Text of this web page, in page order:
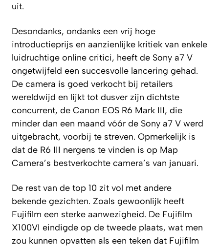
uit.
Desondanks, ondanks een vrij hoge
introductieprijs en aanzienlijke kritiek van enkele
luidruchtige online critici, heeft de Sony a7 V
ongetwijfeld een succesvolle lancering gehad.
De camera is goed verkocht bij retailers
wereldwijd en lijkt tot dusver zijn dichtste
concurrent, de Canon EOS R6 Mark III, die
minder dan een maand vóór de Sony a7 V werd
uitgebracht, voorbij te streven. Opmerkelijk is
dat de R6 III nergens te vinden is op Map
Camera’s bestverkochte camera’s van januari.
De rest van de top 10 zit vol met andere
bekende gezichten. Zoals gewoonlijk heeft
Fujifilm een sterke aanwezigheid. De Fujifilm
X100VI eindigde op de tweede plaats, wat men
zou kunnen opvatten als een teken dat Fujifilm